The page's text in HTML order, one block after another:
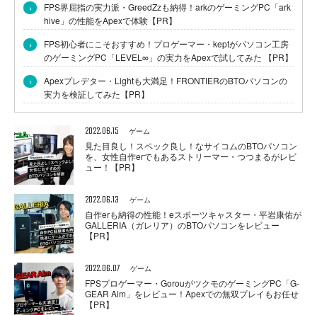
›
FPS界屈指の実力派・GreedZzも納得！arkのゲーミングPC「ark
hive」の性能をApexで体験【PR】
›
FPS初心者にこそおすすめ！プロゲーマー・keptがパソコン工房
のゲーミングPC「LEVEL∞」の実力をApexで試してみた 【PR】
›
Apexプレデター・Lightも大満足！FRONTIERのBTOパソコンの
実力を検証してみた【PR】
2022.06.15 ゲーム
見た目良し！スペック良し！なサイコムのBTOパソコン
を、女性自作erでもあるストリーマー・つつまるがレビ
ュー！【PR】
2022.06.13 ゲーム
自作erも納得の性能！eスポーツキャスター・平岩康佑が
GALLERIA（ガレリア）のBTOパソコンをレビュー
【PR】
2022.06.07 ゲーム
FPSプロゲーマー・GorouがツクモのゲーミングPC「G-
GEAR Aim」をレビュー！Apexでの無双プレイもお任せ
【PR】